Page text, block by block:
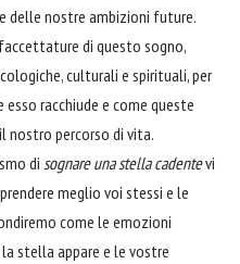
delle nostre ambizioni future.
di questo sogno,
culturali e spirituali, per
racchiude e come queste
nostro percorso di vita.
di sognare una stella cadentevi
meglio voi stessi e le
come le emozioni
stella appare e le vostre